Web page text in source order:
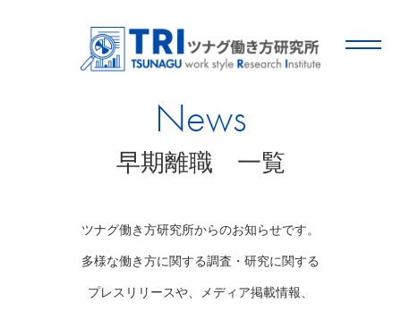
News
早期離職 一覧
ツナグ働き方研究所からのお知らせです。
多様な働き方に関する調査・研究に関する
プレスリリースや、メディア掲載情報、